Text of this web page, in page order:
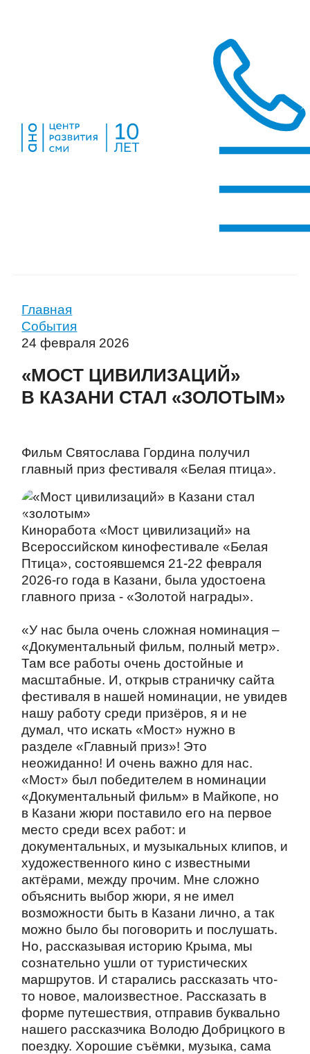
Главная
События
24 февраля 2026
«МОСТ ЦИВИЛИЗАЦИЙ»
В КАЗАНИ СТАЛ «ЗОЛОТЫМ»
Фильм Святослава Гордина получил
главный приз фестиваля «Белая птица».
Киноработа «Мост цивилизаций» на
Всероссийском кинофестивале «Белая
Птица», состоявшемся 21-22 февраля
2026-го года в Казани, была удостоена
главного приза - «Золотой награды».
«У нас была очень сложная номинация –
«Документальный фильм, полный метр».
Там все работы очень достойные и
масштабные. И, открыв страничку сайта
фестиваля в нашей номинации, не увидев
нашу работу среди призёров, я и не
думал, что искать «Мост» нужно в
разделе «Главный приз»! Это
неожиданно! И очень важно для нас.
«Мост» был победителем в номинации
«Документальный фильм» в Майкопе, но
в Казани жюри поставило его на первое
место среди всех работ: и
документальных, и музыкальных клипов, и
художественного кино с известными
актёрами, между прочим. Мне сложно
объяснить выбор жюри, я не имел
возможности быть в Казани лично, а так
можно было бы поговорить и послушать.
Но, рассказывая историю Крыма, мы
сознательно ушли от туристических
маршрутов. И старались рассказать что-
то новое, малоизвестное. Рассказать в
форме путешествия, отправив буквально
нашего рассказчика Володю Добрицкого в
поездку. Хорошие съёмки, музыка, сама